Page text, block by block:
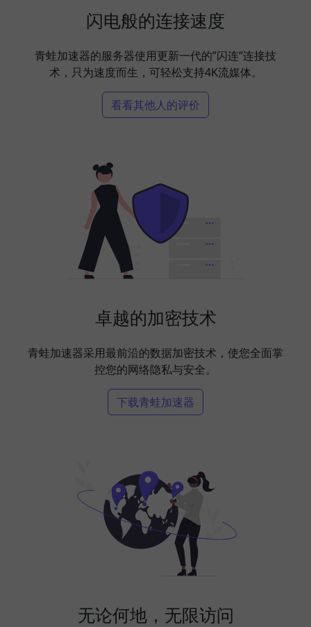
闪电般的连接速度
青蛙加速器的服务器使用更新一代的”闪连“连接技
术，只为速度而生，可轻松支持4K流媒体。
看看其他人的评价
卓越的加密技术
青蛙加速器采用最前沿的数据加密技术，使您全面掌
控您的网络隐私与安全。
下载青蛙加速器
无论何地，无限访问